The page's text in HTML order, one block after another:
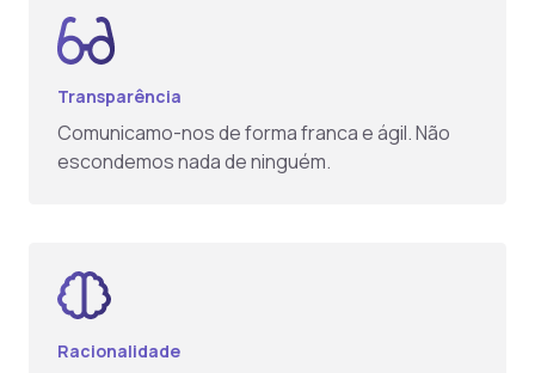
Transparência
Comunicamo-nos de forma franca e ágil. Não
escondemos nada de ninguém.
Racionalidade